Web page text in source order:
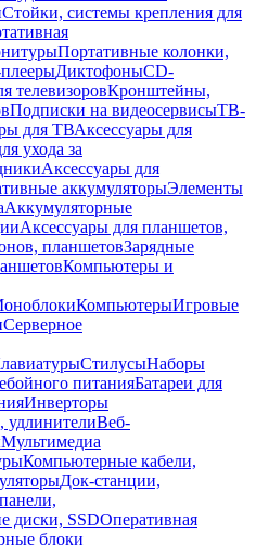
Стойки, системы крепления для
Портативные колонки,
ДиктофоныCD-
телевизоровКронштейны,
Подписки на видеосервисыТВ-
для ТВАксессуары для
ухода за
Аксессуары для
аккумуляторыЭлементы
Аккумуляторные
Аксессуары для планшетов,
планшетовЗарядные
Компьютеры и
КомпьютерыИгровые
Серверное
СтилусыНаборы
питанияБатареи для
Инверторы
удлинителиВеб-
Мультимедиа
Компьютерные кабели,
Док-станции,
диски, SSDОперативная
блоки